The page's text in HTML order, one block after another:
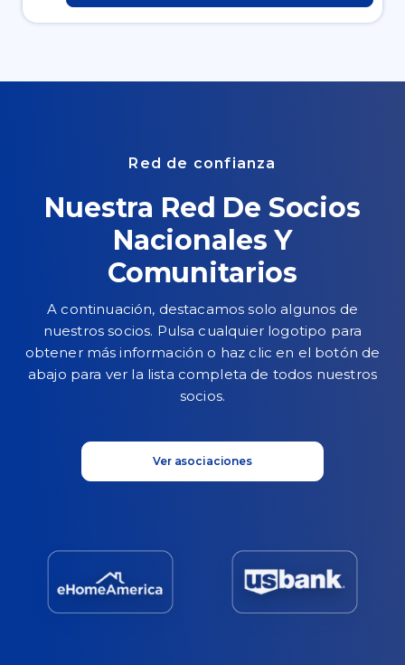
Red de confianza
Nuestra Red De Socios
Nacionales Y
Comunitarios
A continuación, destacamos solo algunos de
nuestros socios. Pulsa cualquier logotipo para
obtener más información o haz clic en el botón de
abajo para ver la lista completa de todos nuestros
socios.
Ver asociaciones